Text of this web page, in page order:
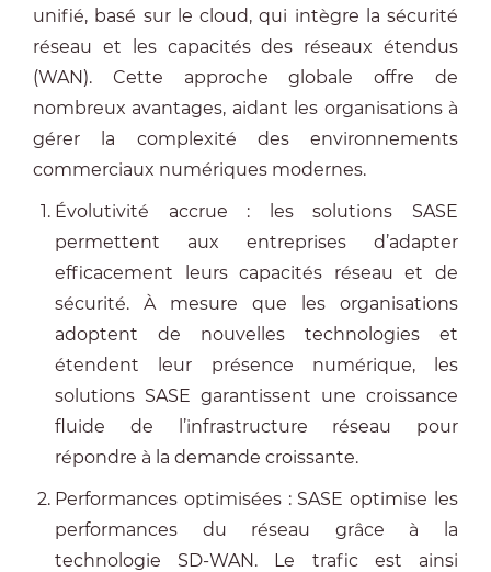
unifié, basé sur le cloud, qui intègre la sécurité
réseau et les capacités des réseaux étendus
(WAN). Cette approche globale offre de
nombreux avantages, aidant les organisations à
gérer la complexité des environnements
commerciaux numériques modernes.
Évolutivité accrue : les solutions SASE
permettent aux entreprises d’adapter
efficacement leurs capacités réseau et de
sécurité. À mesure que les organisations
adoptent de nouvelles technologies et
étendent leur présence numérique, les
solutions SASE garantissent une croissance
fluide de l’infrastructure réseau pour
répondre à la demande croissante.
Performances optimisées : SASE optimise les
performances du réseau grâce à la
technologie SD-WAN. Le trafic est ainsi